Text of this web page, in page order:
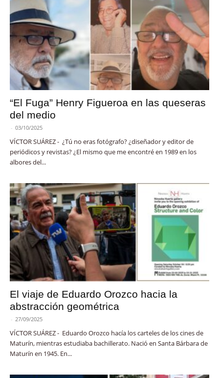
“El Fuga” Henry Figueroa en las queseras
del medio
- 03/10/2025
VÍCTOR SUÁREZ - ¿Tú no eras fotógrafo? ¿diseñador y editor de
periódicos y revistas? ¿El mismo que me encontré en 1989 en los
albores del...
El viaje de Eduardo Orozco hacia la
abstracción geométrica
- 27/09/2025
VÍCTOR SUÁREZ - Eduardo Orozco hacía los carteles de los cines de
Maturín, mientras estudiaba bachillerato. Nació en Santa Bárbara de
Maturín en 1945. En...